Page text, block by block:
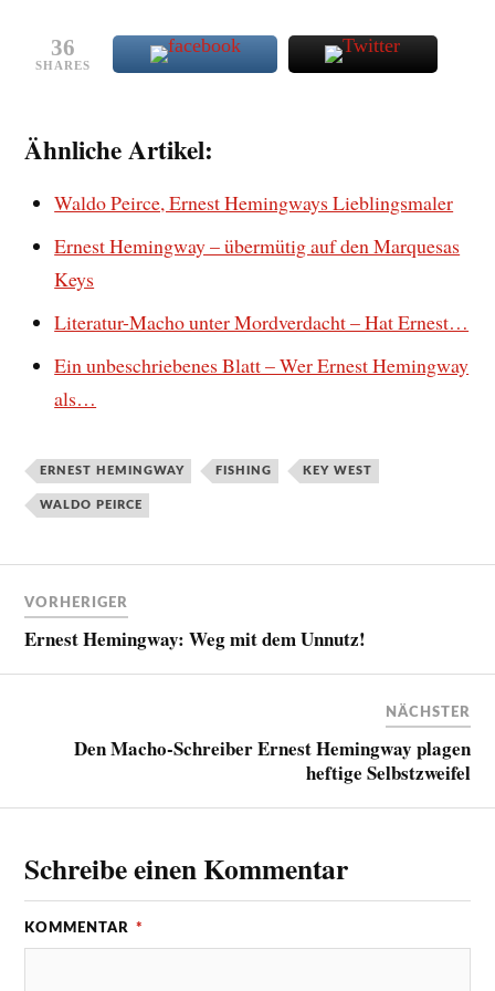
36
SHARES
Ähnliche Artikel:
Waldo Peirce, Ernest Hemingways Lieblingsmaler
Ernest Hemingway – übermütig auf den Marquesas
Keys
Literatur-Macho unter Mordverdacht – Hat Ernest…
Ein unbeschriebenes Blatt – Wer Ernest Hemingway
als…
ERNEST HEMINGWAY FISHING KEY WEST
WALDO PEIRCE
VORHERIGER
Ernest Hemingway: Weg mit dem Unnutz!
NÄCHSTER
Den Macho-Schreiber Ernest Hemingway plagen
heftige Selbstzweifel
Schreibe einen Kommentar
KOMMENTAR *